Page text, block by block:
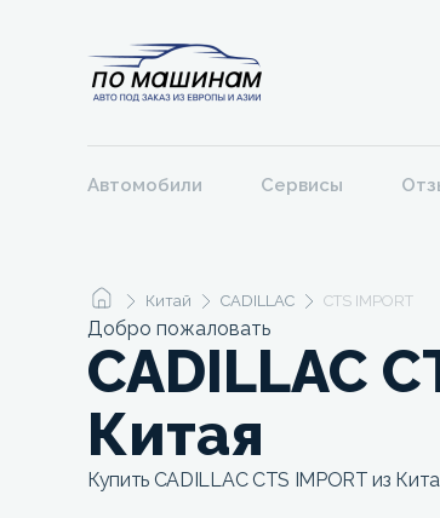
Автомобили Сервисы
Китай CADILLAC CTS IMPORT
Добро пожаловать
CADILLAC
Китая
Купить CADILLAC CTS IMPORT из